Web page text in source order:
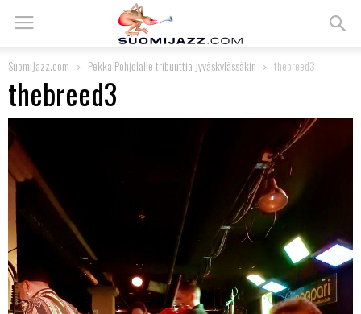
SuomiJazz.com Pekka Pohjolalle tribuuttia Jyväskylässäkin thebreed3
thebreed3